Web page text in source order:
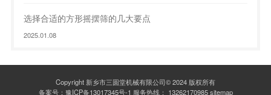
选择合适的方形摇摆筛的几大要点
2025.01.08
Copyright 新乡市三圆堂机械有限公司© 2024 版权所有
备案号： 豫ICP备13017345号-1 服务热线： 13262170985 sitemap